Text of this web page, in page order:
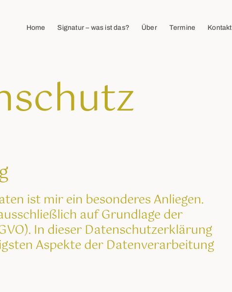
Home Signatur – was ist das? Über Termine Kontakt
ist mir ein besonderes Anliegen.
auf Grundlage der
In dieser Datenschutzerklärung
Aspekte der Datenverarbeitung